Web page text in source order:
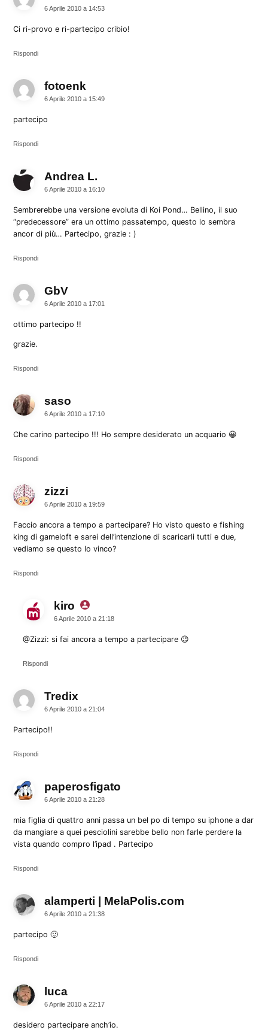
6 Aprile 2010 a 14:53
Ci ri-provo e ri-partecipo cribio!
Rispondi
fotoenk
6 Aprile 2010 a 15:49
partecipo
Rispondi
Andrea L.
6 Aprile 2010 a 16:10
Sembrerebbe una versione evoluta di Koi Pond… Bellino, il suo
“predecessore” era un ottimo passatempo, questo lo sembra
ancor di più… Partecipo, grazie : )
Rispondi
GbVdice:
6 Aprile 2010 a 17:01
ottimo partecipo !!
grazie.
Rispondi
saso
6 Aprile 2010 a 17:10
Che carino partecipo !!! Ho sempre desiderato un acquario 😀
Rispondi
zizzi
6 Aprile 2010 a 19:59
Faccio ancora a tempo a partecipare? Ho visto questo e fishing
king di gameloft e sarei dell’intenzione di scaricarli tutti e due,
vediamo se questo lo vinco?
Rispondi
kiro dice:
6 Aprile 2010 a 21:18
@Zizzi: si fai ancora a tempo a partecipare 😉
Rispondi
Tredix
6 Aprile 2010 a 21:04
Partecipo!!
Rispondi
paperosfigato
6 Aprile 2010 a 21:28
mia figlia di quattro anni passa un bel po di tempo su iphone a dar
da mangiare a quei pesciolini sarebbe bello non farle perdere la
vista quando compro l’ipad . Partecipo
Rispondi
alamperti | MelaPolis.com
6 Aprile 2010 a 21:38
partecipo 🙂
Rispondi
luca
6 Aprile 2010 a 22:17
desidero partecipare anch’io.